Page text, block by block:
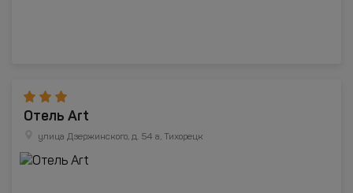
Отель Art
улица Дзержинского, д. 54 а, Тихорецк